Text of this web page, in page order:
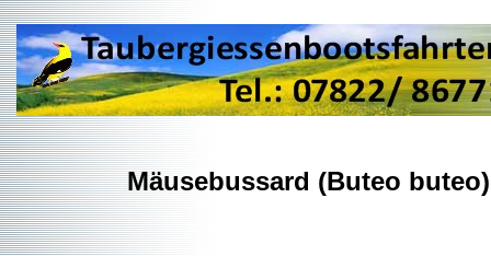
Mäusebussard (Buteo buteo)